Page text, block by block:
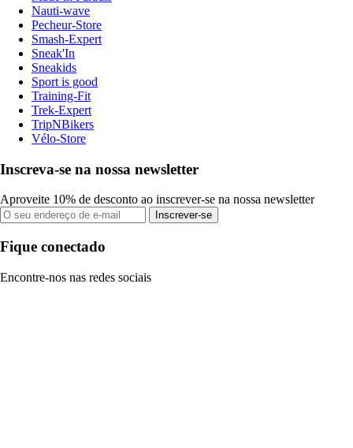
Nauti-wave
Pecheur-Store
Smash-Expert
Sneak'In
Sneakids
Sport is good
Training-Fit
Trek-Expert
TripNBikers
Vélo-Store
Inscreva-se na nossa newsletter
Aproveite 10% de desconto ao inscrever-se na nossa newsletter
Inscrever-se
Fique conectado
Encontre-nos nas redes sociais